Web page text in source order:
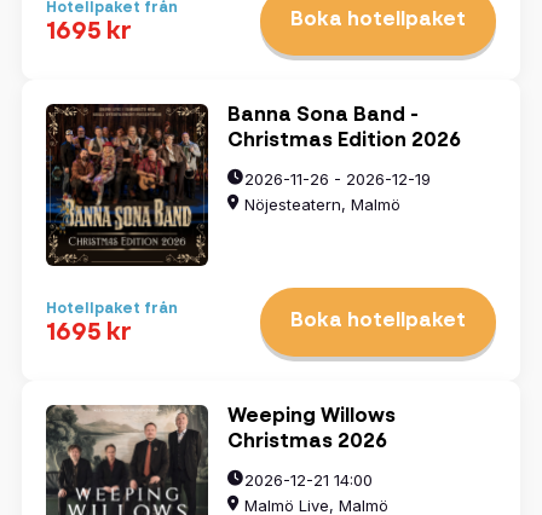
Hotellpaket från
1695 kr Boka hotellpaket
Banna Sona Band -
Christmas Edition 2026
2026-11-26 - 2026-12-19
Nöjesteatern, Malmö
Hotellpaket från
1695 kr Boka hotellpaket
Weeping Willows
Christmas 2026
2026-12-21 14:00
Malmö Live, Malmö